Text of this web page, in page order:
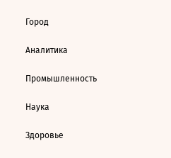
Город
Аналитика
Промышленность
Наука
Здоровье